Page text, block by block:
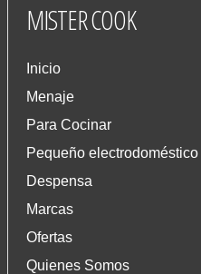
MISTERCOOK
Inicio
Menaje
Para Cocinar
Pequeño electrodoméstico
Despensa
Marcas
Ofertas
Quienes Somos